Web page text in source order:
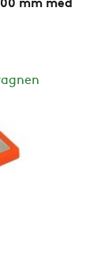
mm med